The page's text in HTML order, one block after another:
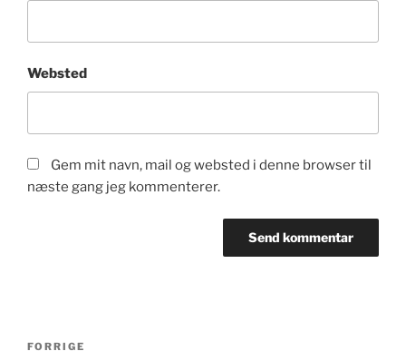
Websted
Gem mit navn, mail og websted i denne browser til
næste gang jeg kommenterer.
Forrige
FORRIGE